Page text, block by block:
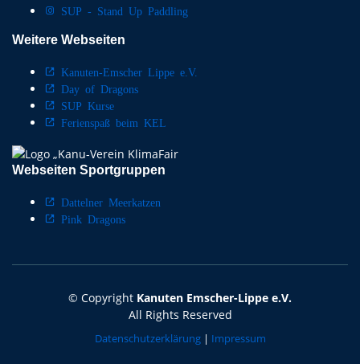
SUP - Stand Up Paddling
Weitere Webseiten
Kanuten-Emscher Lippe e.V.
Day of Dragons
SUP Kurse
Ferienspaß beim KEL
Webseiten Sportgruppen
Dattelner Meerkatzen
Pink Dragons
© Copyright Kanuten Emscher-Lippe e.V.
All Rights Reserved
Datenschutzerklärung| Impressum